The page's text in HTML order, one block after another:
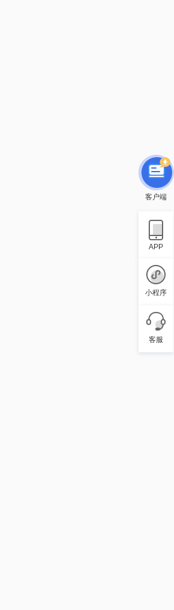
客户端
APP
小程序
客服